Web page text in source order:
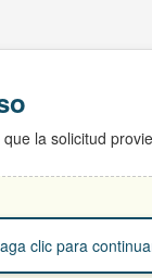
la solicitud
clic para